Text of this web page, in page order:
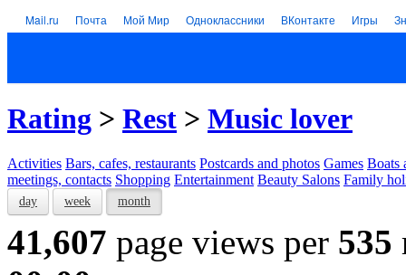
Mail.ru Почта Мой Мир Одноклассники ВКонтакте Игры
Rating > Rest > Music lover
Activities Bars, cafes, restaurants Postcards and photos Games Boats
meetings, contacts Shopping Entertainment Beauty Salons Family
day week month
41,607 page views per 535